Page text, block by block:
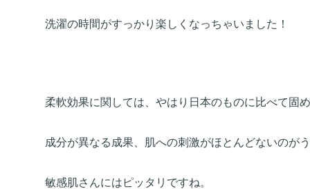
洗濯の時間がすっかり楽しくなっちゃいました！
柔軟効果に関しては、やはり日本のものに比べて固
成分が異なる成果、肌への刺激がほとんどないのがう
敏感肌さんにはピッタリですね。